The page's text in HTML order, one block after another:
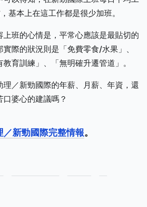
基本上在這工作都是很少加班。
上班的心情是，平常心應該是最貼切的
際的狀況則是「免費零食/水果」、
教育訓練」、「無明確升遷管道」。
理／新勁國際的年薪、月薪、年資，還
婆心的建議嗎？
新勁國際完整情報。